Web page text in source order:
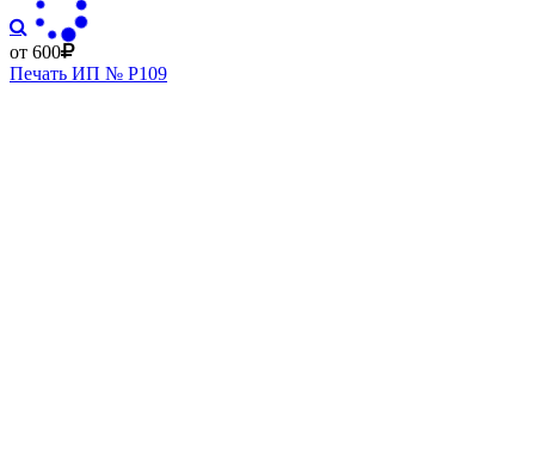
от 600
Печать ИП № Р109